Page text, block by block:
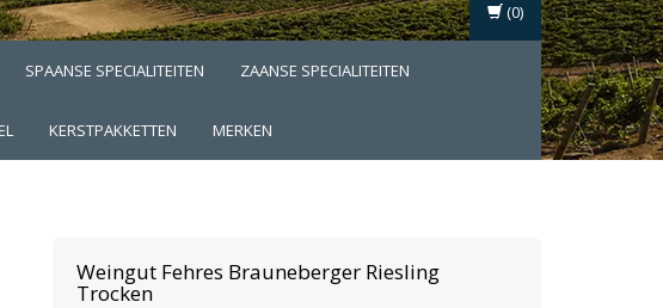
SPAANSE SPECIALITEITEN ZAANSE SPECIALITEITEN
KERSTPAKKETTEN MERKEN
(0)
Weingut Fehres Brauneberger Riesling
Trocken